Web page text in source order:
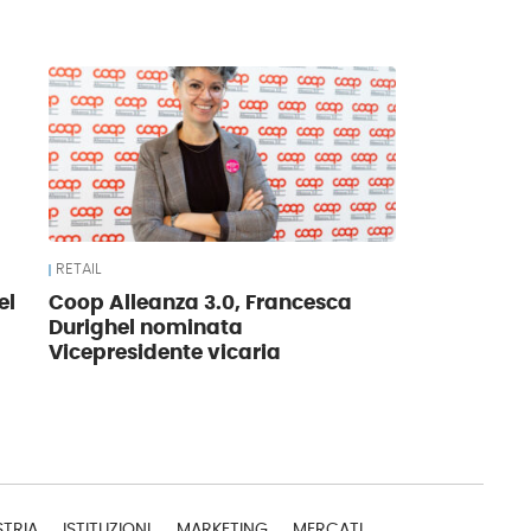
RETAIL
Coop Alleanza 3.0, Francesca
Durighel nominata
Vicepresidente vicaria